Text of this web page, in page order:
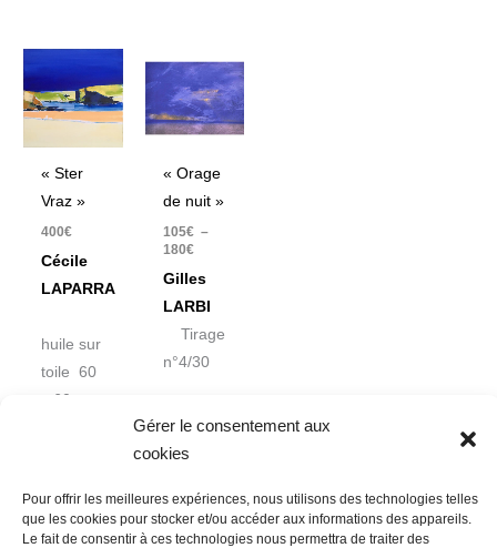
Gérer le consentement aux
cookies
Pour offrir les meilleures expériences, nous utilisons des technologies telles
que les cookies pour stocker et/ou accéder aux informations des appareils.
Le fait de consentir à ces technologies nous permettra de traiter des
« Ster
Vraz »
400€
Cécile
LAPARRA
huile sur
toile 60
x 60 cm
« Orage
de nuit »
105€ –
180€
de
prix :
105€
à
Gilles
LARBI
Tirage
n°4/30